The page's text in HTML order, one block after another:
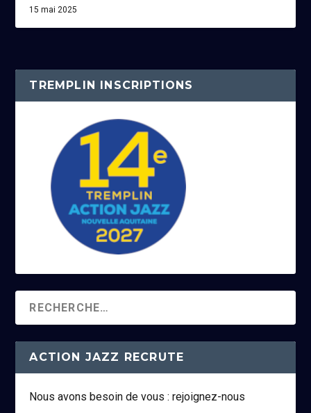
15 mai 2025
TREMPLIN INSCRIPTIONS
ACTION JAZZ RECRUTE
Nous avons besoin de vous : rejoignez-nous